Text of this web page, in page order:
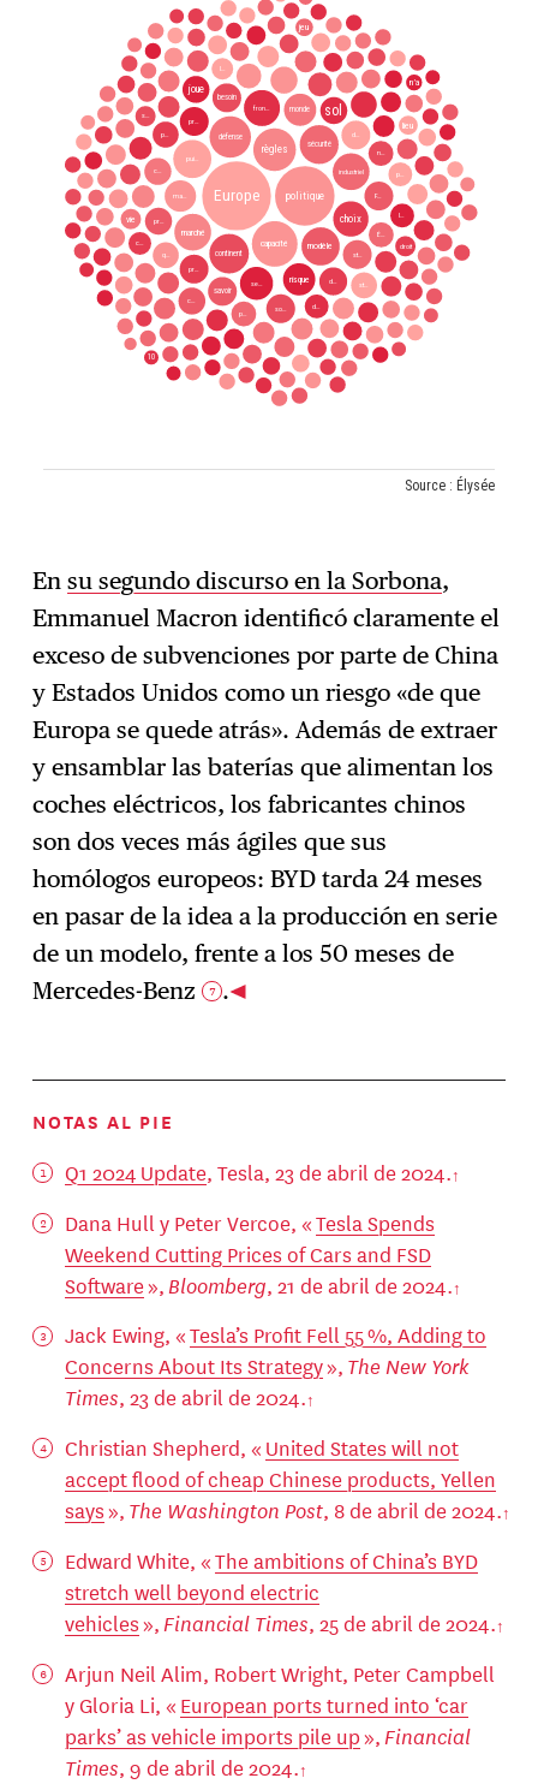
Ensu segundo discurso en la Sorbona,
Emmanuel Macron identificó claramente el
exceso de subvenciones por parte de China
y Estados Unidos como un riesgo «de que
Europa se quede atrás». Además de extraer
y ensamblar las baterías que alimentan los
coches eléctricos, los fabricantes chinos
son dos veces más ágiles que sus
homólogos europeos: BYD tarda 24 meses
en pasar de la idea a la producción en serie
de un modelo, frente a los 50 meses de
Mercedes-Benz 7 .
NOTAS AL PIE
Q1 2024 Update, Tesla, 23 de abril de 2024.
Dana Hull y Peter Vercoe, «Tesla Spends
Weekend Cutting Prices of Cars and FSD
Software»,Bloomberg, 21 de abril de 2024.
Jack Ewing, «Tesla’s Profit Fell 55 %, Adding to
Concerns About Its Strategy», The New York
Times, 23 de abril de 2024.
Christian Shepherd, « United States will not
accept flood of cheap Chinese products, Yellen
says», The Washington Post, 8 de abril de 2024.
Edward White, «The ambitions of China’s BYD
stretch well beyond electric
vehicles»,Financial Times, 25 de abril de 2024.
Arjun Neil Alim, Robert Wright, Peter Campbell
y Gloria Li, « European ports turned into ‘car
parks’ as vehicle imports pile up»,Financial
Times, 9 de abril de 2024.